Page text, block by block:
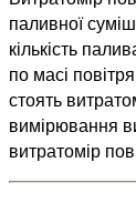
паливної
кількість
по масі
стоять
вимірювання
витратомір